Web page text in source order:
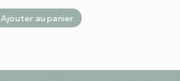
Ajouter au panier